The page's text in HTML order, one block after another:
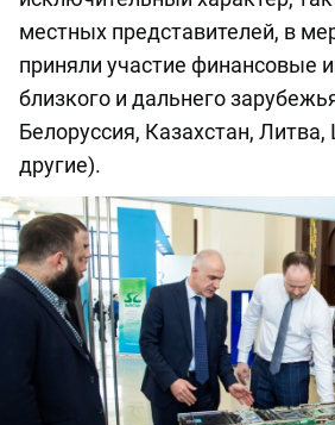
местных представителей, в
приняли участие финансовые
близкого и дальнего
Белоруссия, Казахстан,
другие).